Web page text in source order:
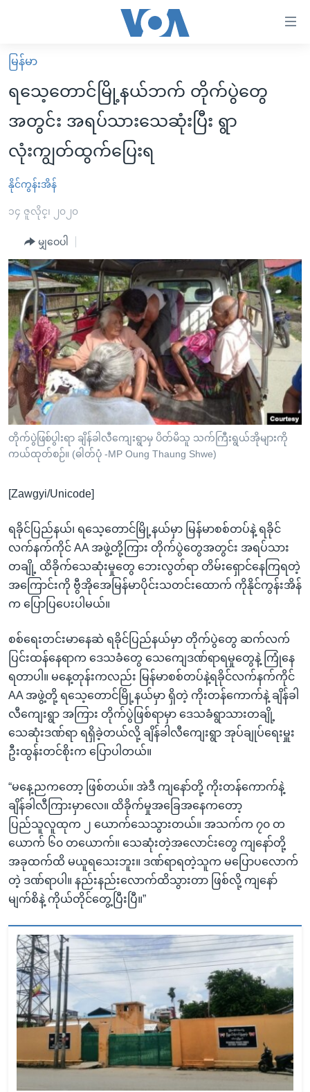
လွယ်ကူ
စေ
များ
ပင်မ
ကျော်
ကြည့်
ရန်
ပင်မ
အ
ညွန်း
စာမျက်နှာ
သို့
ကျော်
ကြည့်
ရန်
ရှာဖွေ
သို့
ကျော်
မူလစာမျက်နှာ
မြန်မာ
ကမ္ဘာ့သတင်းများ
နိုင်ငံတကာ
အစ္စရေး-ပါလက်စတိုင်း
ဗွီဒီယို
အင်္ဂလိပ်စာလေ့လာမယ်
အမေရိကန်သုံးအီဒီယံ
မကြေးမုံရဲ့ အင်္ဂလိပ်စာ
ရုပ်ရှင်ထဲက အင်္ဂလိပ်စာ
သုတပဒေသာ အင်္ဂလိပ်စာ
အပတ်စဉ်ကဏ္ဍများ
ရေဒီယို
တီဗွီ
ရေဒီယိုနှင့်ရုပ်သံ အချက်အလက်များ
ရေဒီယို/တီဗွီအစီအစဉ်
Learning English
ဗွီအိုအေ လူမှုကွန်ယက်များ
ဘာသာစကားများ
မြန်မာ
ရသေ့တောင်မြို့နယ်ဘက် တိုက်ပွဲတွေ
အတွင်း အရပ်သားသေဆုံးပြီး ရွာ
လုံးကျွတ်ထွက်ပြေးရ
နိုင်ကွန်းအိန်
၁၄ ဇူလိုင္၊ ၂၀၂၀
မျှဝေပါ
တိုက်ပွဲဖြစ်ပွါးရာ ချိန်ခါလီကျေးရွာမှ ပိတ်မိသူ သက်ကြီးရွယ်အိုများကို
ကယ်ထုတ်စဉ်။ (ဓါတ်ပုံ -MP Oung Thaung Shwe)
[Zawgyi/Unicode]
ရခိုင်ပြည်နယ်၊ ရသေ့တောင်မြို့နယ်မှာ မြန်မာစစ်တပ်နဲ့ ရခိုင်
လက်နက်ကိုင် AA အဖွဲ့တို့ကြား တိုက်ပွဲတွေအတွင်း အရပ်သား
တချို့ ထိခိုက်သေဆုံးမှုတွေ ဘေးလွတ်ရာ တိမ်းရှောင်နေကြရတဲ့
အကြောင်းကို ဗွီအိုအေမြန်မာပိုင်းသတင်းထောက် ကိုနိုင်ကွန်းအိန်
က ပြောပြပေးပါမယ်။
စစ်ရေးတင်းမာနေဆဲ ရခိုင်ပြည်နယ်မှာ တိုက်ပွဲတွေ ဆက်လက်
ပြင်းထန်နေရာက ဒေသခံတွေ သေကျေဒဏ်ရာရမှုတွေနဲ့ ကြုံနေ
ရတာပါ။ မနေ့တုန်းကလည်း မြန်မာစစ်တပ်နဲ့ရခိုင်လက်နက်ကိုင်
AA အဖွဲ့တို့ ရသေ့တောင်မြို့နယ်မှာ ရှိတဲ့ ကိုးတန်ကောက်နဲ့ ချိန်ခါ
လီကျေးရွာ အကြား တိုက်ပွဲဖြစ်ရာမှာ ဒေသခံရွာသားတချို့
သေဆုံးဒဏ်ရာ ရရှိခဲ့တယ်လို့ ချိန်ခါလီကျေးရွာ အုပ်ချုပ်ရေးမှူး
ဦးထွန်းတင်စိုးက ပြောပါတယ်။
“မနေ့ညကတော့ ဖြစ်တယ်။ အဲဒီ ကျနော်တို့ ကိုးတန်ကောက်နဲ့
ချိန်ခါလီကြားမှာလေ။ ထိခိုက်မှုအခြေအနေကတော့
ပြည်သူလူထုက ၂ ယောက်သေသွားတယ်။ အသက်က ၇၀ တ
ယောက် ၆၀ တယောက်။ သေဆုံးတဲ့အလောင်းတွေ ကျနော်တို့
အခုထက်ထိ မယူရသေးဘူး။ ဒဏ်ရာရတဲ့သူက မပြောပလောက်
တဲ့ ဒဏ်ရာပါ။ နည်းနည်းလောက်ထိသွားတာ ဖြစ်လို့ ကျနော်
မျက်စိနဲ့ ကိုယ်တိုင်တွေ့ပြီးပြီ။”